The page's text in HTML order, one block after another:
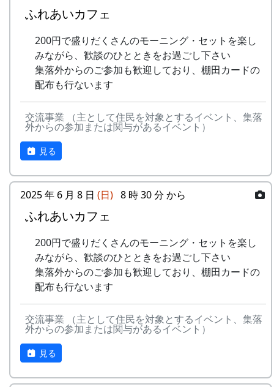
ふれあいカフェ
200円で盛りだくさんのモーニング・セットを楽し
みながら、歓談のひとときをお過ごし下さい
集落外からのご参加も歓迎しており、棚田カードの
配布も行ないます
交流事業 （主として住民を対象とするイベント、集落
外からの参加または関与があるイベント）
見る
2025 年 6 月 8 日 (日) 8 時 30 分 から
ふれあいカフェ
200円で盛りだくさんのモーニング・セットを楽し
みながら、歓談のひとときをお過ごし下さい
集落外からのご参加も歓迎しており、棚田カードの
配布も行ないます
交流事業 （主として住民を対象とするイベント、集落
外からの参加または関与があるイベント）
見る